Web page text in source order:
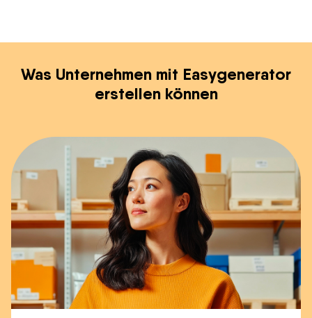
Was Unternehmen mit Easygenerator
erstellen können